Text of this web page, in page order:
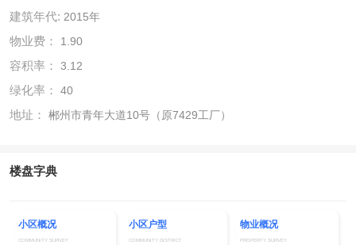
建筑年代: 2015年
物业费： 1.90
容积率： 3.12
绿化率： 40
地址：郴州市青年大道10号（原7429工厂）
楼盘字典
小区概况
COMMUNITY SURVEY
小区户型
COMMUNITY DISTRICT
物业概况
PROPERTY SURVEY